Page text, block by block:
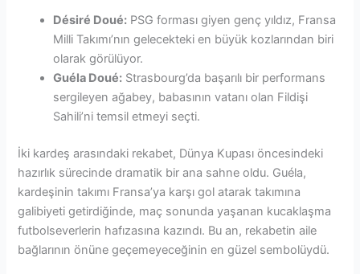
Désiré Doué: PSG forması giyen genç yıldız, Fransa
Milli Takımı’nın gelecekteki en büyük kozlarından biri
olarak görülüyor.
Guéla Doué: Strasbourg’da başarılı bir performans
sergileyen ağabey, babasının vatanı olan Fildişi
Sahili’ni temsil etmeyi seçti.
İki kardeş arasındaki rekabet, Dünya Kupası öncesindeki
hazırlık sürecinde dramatik bir ana sahne oldu. Guéla,
kardeşinin takımı Fransa’ya karşı gol atarak takımına
galibiyeti getirdiğinde, maç sonunda yaşanan kucaklaşma
futbolseverlerin hafızasına kazındı. Bu an, rekabetin aile
bağlarının önüne geçemeyeceğinin en güzel sembolüydü.